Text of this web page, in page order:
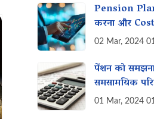
Pension
करना और‌
समझना
02 Mar, 2024
पेंशन को
समसामयिक
01 Mar, 2024